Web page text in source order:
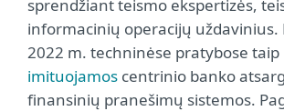
sprendžiant teismo ekspertizės,
informacinių operacijų uždavinius.
2022 m. techninėse pratybose taip
imituojamos centrinio banko
finansinių pranešimų sistemos.